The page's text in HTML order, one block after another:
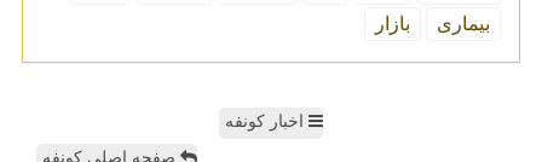
بیماری
بازار
اخبار کونفه
صفحه اصلی کونفه